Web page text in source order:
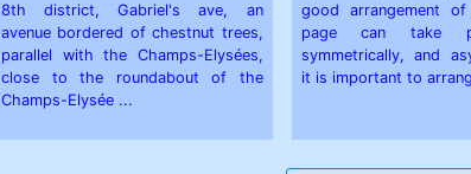
8th district, Gabriel's ave, an
avenue bordered of chestnut trees,
parallel with the Champs-Elysées,
close to the roundabout of the
Champs-Elysée ...
good arrangement
page can take
symmetrically, and
it is important to